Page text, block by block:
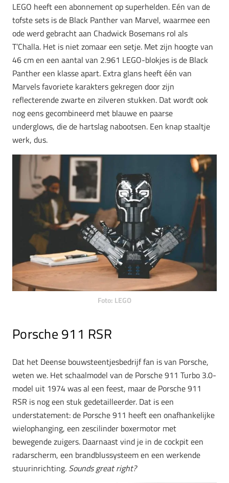
LEGO heeft een abonnement op superhelden. Eén van de
tofste sets is de Black Panther van Marvel, waarmee een
ode werd gebracht aan Chadwick Bosemans rol als
T’Challa. Het is niet zomaar een setje. Met zijn hoogte van
46 cm en een aantal van 2.961 LEGO-blokjes is de Black
Panther een klasse apart. Extra glans heeft één van
Marvels favoriete karakters gekregen door zijn
reflecterende zwarte en zilveren stukken. Dat wordt ook
nog eens gecombineerd met blauwe en paarse
underglows, die de hartslag nabootsen. Een knap staaltje
werk, dus.
Foto: LEGO
Porsche 911 RSR
Dat het Deense bouwsteentjesbedrijf fan is van Porsche,
weten we. Het schaalmodel van de Porsche 911 Turbo 3.0-
model uit 1974 was al een feest, maar de Porsche 911
RSR is nog een stuk gedetailleerder. Dat is een
understatement: de Porsche 911 heeft een onafhankelijke
wielophanging, een zescilinder boxermotor met
bewegende zuigers. Daarnaast vind je in de cockpit een
radarscherm, een brandblussysteem en een werkende
stuurinrichting. Sounds great right?